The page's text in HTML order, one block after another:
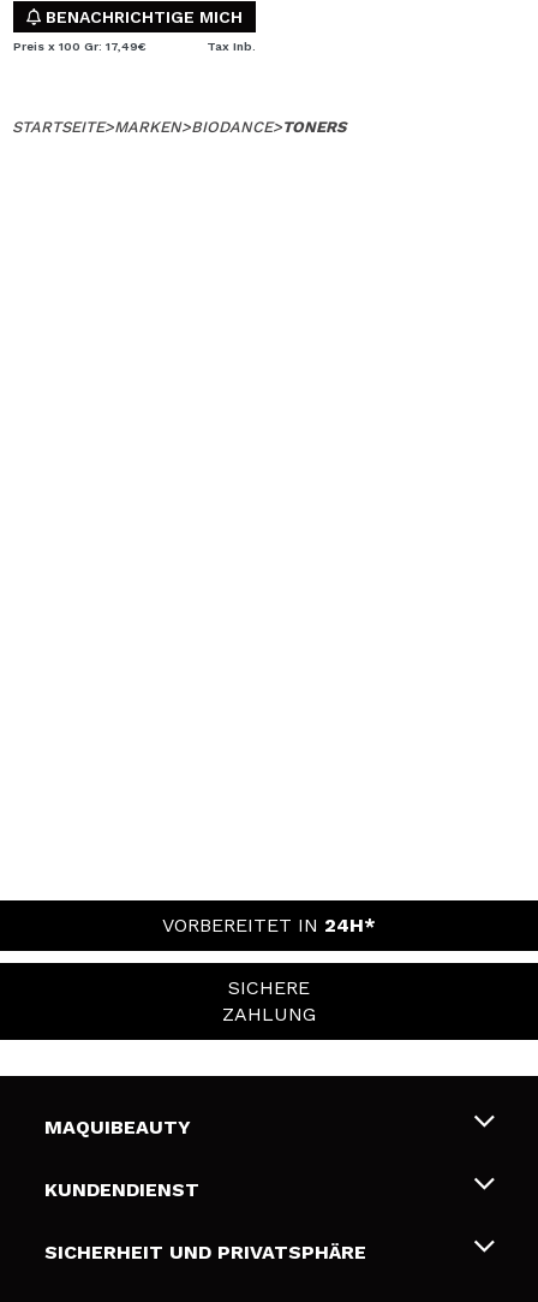
BENACHRICHTIGE MICH
Preis x 100 Gr: 17,49€ Tax Inb.
STARTSEITE>MARKEN>BIODANCE>TONERS
VORBEREITET IN 24H*
SICHERE
ZAHLUNG
MAQUIBEAUTY
Über uns
Geschenkkarten
KUNDENDIENST
Liefer- und Versandkosten
SICHERHEIT UND PRIVATSPHÄRE